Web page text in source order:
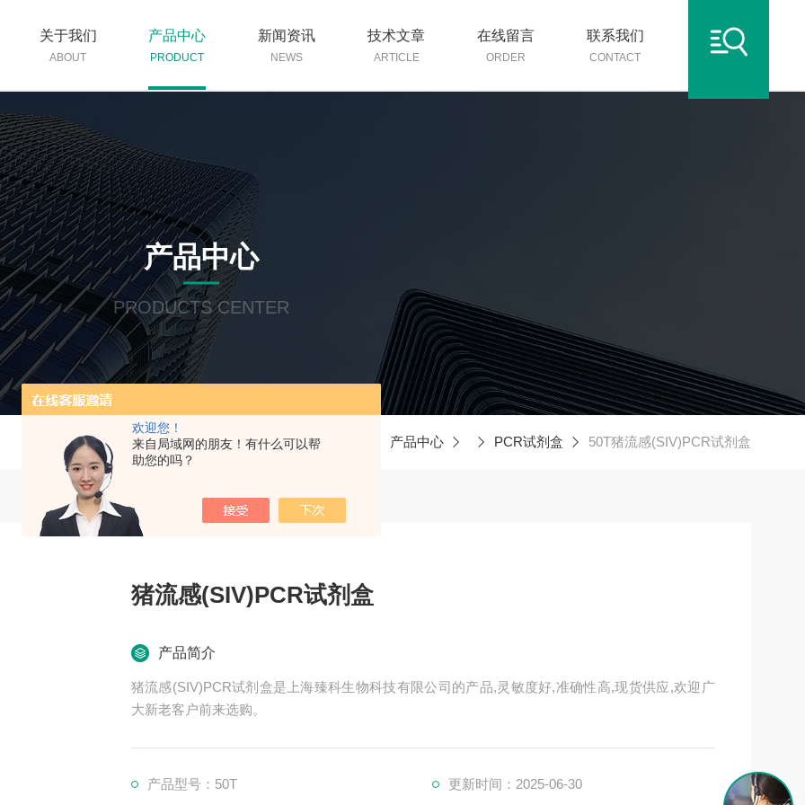
欢迎您！
来自局域网的朋友！有什么可以帮
助您的吗？
关于我们
ABOUT
产品中心
PRODUCT
新闻资讯
NEWS
技术文章
ARTICLE
在线留言
ORDER
联系我们
CONTACT
产品中心
PRODUCTS CENTER
当前位置： 产品中心 PCR试剂盒 50T猪流感(SIV)PCR试剂盒
猪流感(SIV)PCR试剂盒
产品简介
猪流感(SIV)PCR试剂盒是上海臻科生物科技有限公司的产品,灵敏度好,准确性高,现货供应,欢迎广
大新老客户前来选购。
产品型号：50T 更新时间：2025-06-30